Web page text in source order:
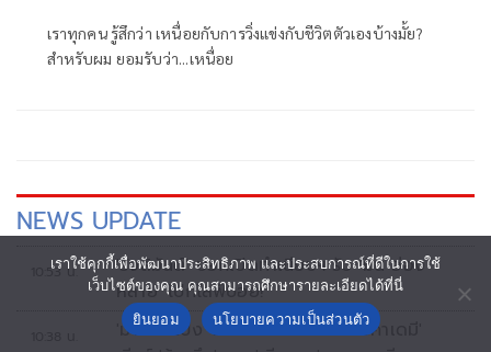
เราทุกคน รู้สึกว่า เหนื่อยกับการวิ่งแข่งกับชีวิตตัวเองบ้างมั้ย?
สำหรับผม ยอมรับว่า...เหนื่อย
NEWS UPDATE
10:53 น.
'รังสิมันต์' บอกเปิดทำเนียบฯ รับ 'มิน อ่อง
หล่าย' ไปก็ไลฟ์บอย!
'มาดามแป้ง' มอบบัตร 'โรงเรียน-อคาเดมี'
เราใช้คุกกี้เพื่อพัฒนาประสิทธิภาพ และประสบการณ์ที่ดีในการใช้
เว็บไซต์ของคุณ คุณสามารถศึกษารายละเอียดได้ที่นี่
ยินยอม
นโยบายความเป็นส่วนตัว